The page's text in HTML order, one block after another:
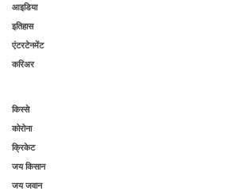
आइडिया
इतिहास
एंटरटेनमेंट
करिअर
किस्से
कोरोना
क्रिकेट
जय किसान
जय जवान